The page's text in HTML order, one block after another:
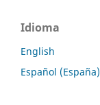
Idioma
English
Español (España)